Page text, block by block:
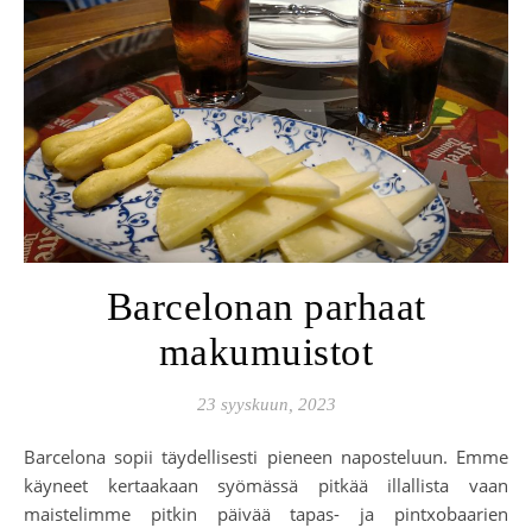
Barcelonan parhaat
makumuistot
23 syyskuun, 2023
Barcelona sopii täydellisesti pieneen naposteluun. Emme
käyneet kertaakaan syömässä pitkää illallista vaan
maistelimme pitkin päivää tapas- ja pintxobaarien